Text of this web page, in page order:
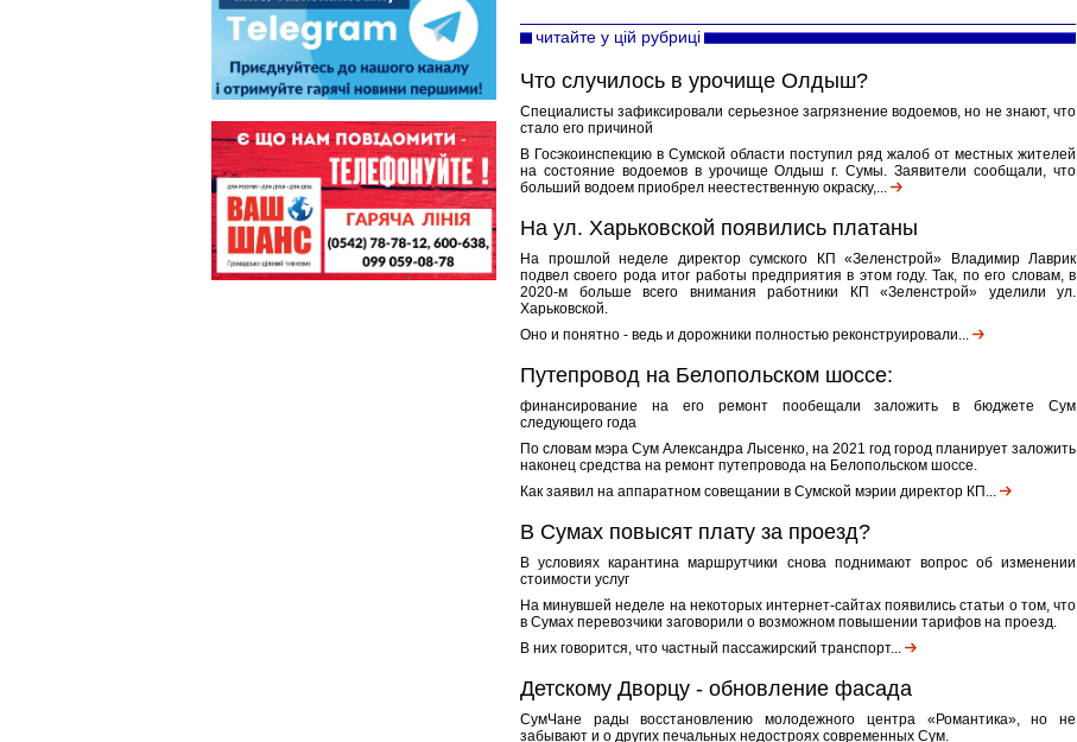
читайте у цій рубриці
Что случилось в урочище Олдыш?
Специалисты зафиксировали серьезное загрязнение водоемов, но не знают, что
стало его причиной
В Госэкоинспекцию в Сумской области поступил ряд жалоб от местных жителей
на состояние водоемов в урочище Олдыш г. Сумы. Заявители сообщали, что
больший водоем приобрел неестественную окраску,...
На ул. Харьковской появились платаны
На прошлой неделе директор сумского КП «Зеленстрой» Владимир Лаврик
подвел своего рода итог работы предприятия в этом году. Так, по его словам, в
2020-м больше всего внимания работники КП «Зеленстрой» уделили ул.
Харьковской.
Оно и понятно - ведь и дорожники полностью реконструировали...
Путепровод на Белопольском шоссе:
финансирование на его ремонт пообещали заложить в бюджете Сум
следующего года
По словам мэра Сум Александра Лысенко, на 2021 год город планирует заложить
наконец средства на ремонт путепровода на Белопольском шоссе.
Как заявил на аппаратном совещании в Сумской мэрии директор КП...
В Сумах повысят плату за проезд?
В условиях карантина маршрутчики снова поднимают вопрос об изменении
стоимости услуг
На минувшей неделе на некоторых интернет-сайтах появились статьи о том, что
в Сумах перевозчики заговорили о возможном повышении тарифов на проезд.
В них говорится, что частный пассажирский транспорт...
Детскому Дворцу - обновление фасада
СумЧане рады восстановлению молодежного центра «Романтика», но не
забывают и о других печальных недостроях современных Сум.